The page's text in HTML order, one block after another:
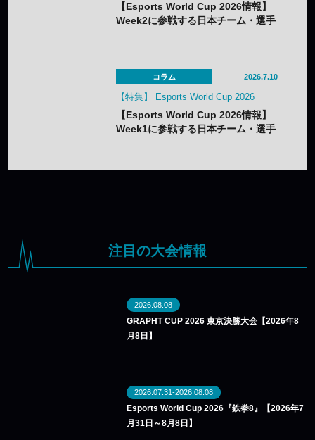
【Esports World Cup 2026情報】
Week2に参戦する日本チーム・選手
コラム 2026.7.10
【特集】 Esports World Cup 2026
【Esports World Cup 2026情報】
Week1に参戦する日本チーム・選手
注目の大会情報
2026.08.08
GRAPHT CUP 2026 東京決勝大会【2026年8
月8日】
2026.07.31-2026.08.08
Esports World Cup 2026『鉄拳8』【2026年7
月31日～8月8日】